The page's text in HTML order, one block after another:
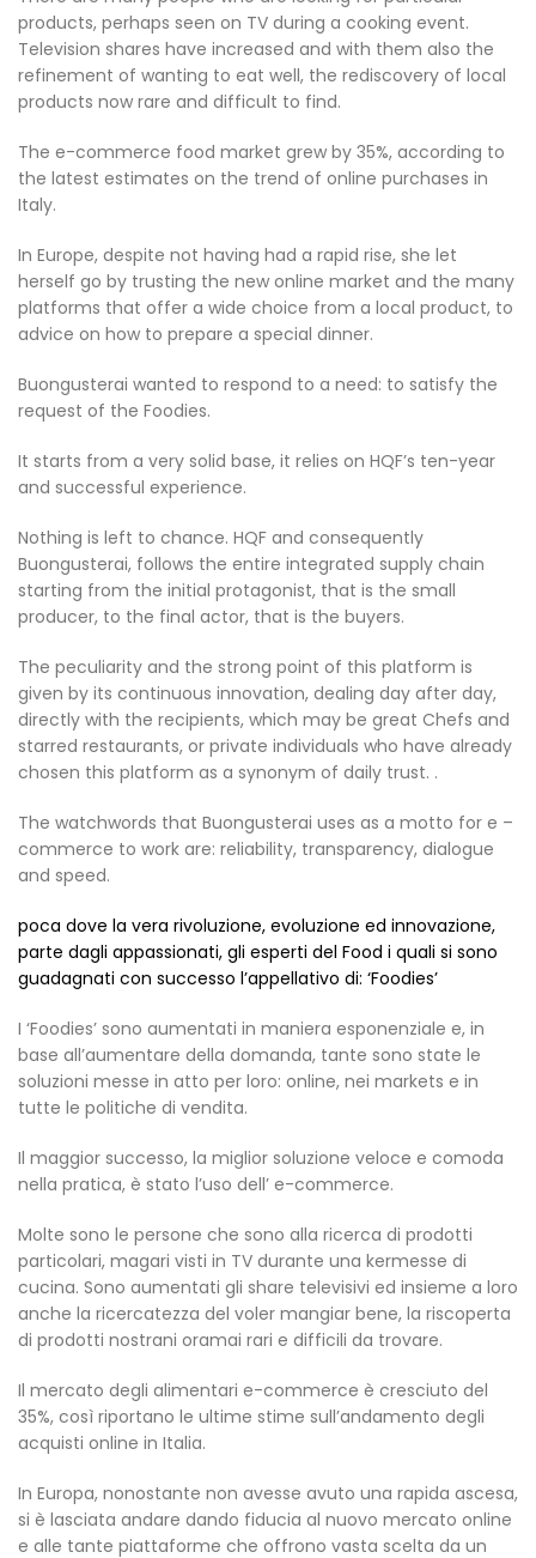
products, perhaps seen on TV during a cooking event.
Television shares have increased and with them also the
refinement of wanting to eat well, the rediscovery of local
products now rare and difficult to find.
The e-commerce food market grew by 35%, according to
the latest estimates on the trend of online purchases in
Italy.
In Europe, despite not having had a rapid rise, she let
herself go by trusting the new online market and the many
platforms that offer a wide choice from a local product, to
advice on how to prepare a special dinner.
Buongusterai wanted to respond to a need: to satisfy the
request of the Foodies.
It starts from a very solid base, it relies on HQF’s ten-year
and successful experience.
Nothing is left to chance. HQF and consequently
Buongusterai, follows the entire integrated supply chain
starting from the initial protagonist, that is the small
producer, to the final actor, that is the buyers.
The peculiarity and the strong point of this platform is
given by its continuous innovation, dealing day after day,
directly with the recipients, which may be great Chefs and
starred restaurants, or private individuals who have already
chosen this platform as a synonym of daily trust. .
The watchwords that Buongusterai uses as a motto for e –
commerce to work are: reliability, transparency, dialogue
and speed.
poca dove la vera rivoluzione, evoluzione ed innovazione,
parte dagli appassionati, gli esperti del Food i quali si sono
guadagnati con successo l’appellativo di: ‘Foodies’
I ‘Foodies’ sono aumentati in maniera esponenziale e, in
base all’aumentare della domanda, tante sono state le
soluzioni messe in atto per loro: online, nei markets e in
tutte le politiche di vendita.
Il maggior successo, la miglior soluzione veloce e comoda
nella pratica, è stato l’uso dell’ e-commerce.
Molte sono le persone che sono alla ricerca di prodotti
particolari, magari visti in TV durante una kermesse di
cucina. Sono aumentati gli share televisivi ed insieme a loro
anche la ricercatezza del voler mangiar bene, la riscoperta
di prodotti nostrani oramai rari e difficili da trovare.
Il mercato degli alimentari e-commerce è cresciuto del
35%, così riportano le ultime stime sull’andamento degli
acquisti online in Italia.
In Europa, nonostante non avesse avuto una rapida ascesa,
si è lasciata andare dando fiducia al nuovo mercato online
e alle tante piattaforme che offrono vasta scelta da un